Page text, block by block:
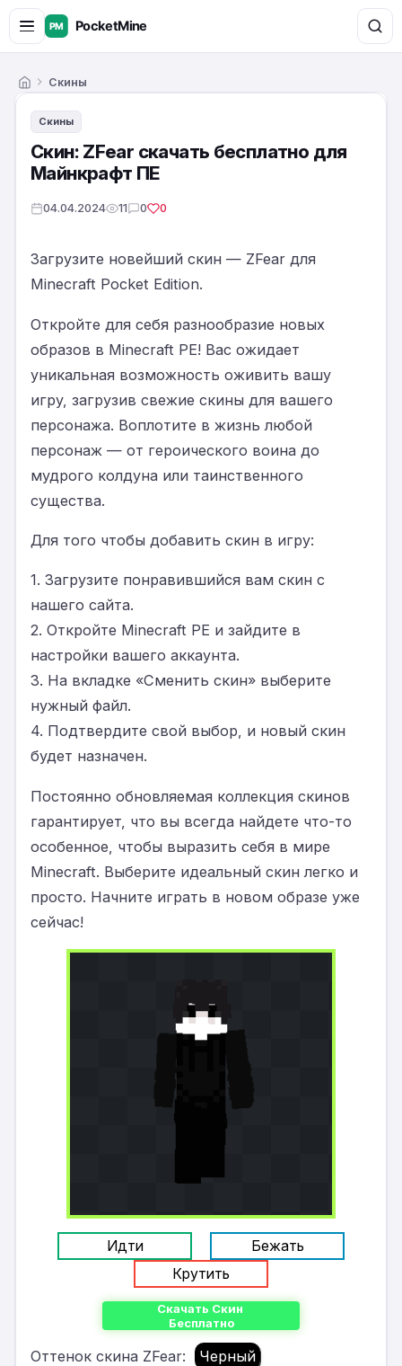
ГлавнаяСкины
Скины
Скин: ZFear скачать бесплатно для
Майнкрафт ПЕ
04.04.2024 11 0 0
Загрузите новейший скин — ZFear для
Minecraft Pocket Edition.
Откройте для себя разнообразие новых
образов в Minecraft PE! Вас ожидает
уникальная возможность оживить вашу
игру, загрузив свежие скины для вашего
персонажа. Воплотите в жизнь любой
персонаж — от героического воина до
мудрого колдуна или таинственного
существа.
Для того чтобы добавить скин в игру:
1. Загрузите понравившийся вам скин с
нашего сайта.
2. Откройте Minecraft PE и зайдите в
настройки вашего аккаунта.
3. На вкладке «Сменить скин» выберите
нужный файл.
4. Подтвердите свой выбор, и новый скин
будет назначен.
Постоянно обновляемая коллекция скинов
гарантирует, что вы всегда найдете что-то
особенное, чтобы выразить себя в мире
Minecraft. Выберите идеальный скин легко и
просто. Начните играть в новом образе уже
сейчас!
Идти
Бежать
Крутить
Скачать Скин
Бесплатно
Оттенок скина ZFear: Черный